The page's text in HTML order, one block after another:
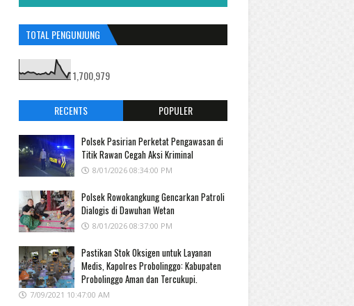
TOTAL PENGUNJUNG
1,700,979
RECENTS POPULER
Polsek Pasirian Perketat Pengawasan di
Titik Rawan Cegah Aksi Kriminal
8/01/2026 08:34:00 PM
Polsek Rowokangkung Gencarkan Patroli
Dialogis di Dawuhan Wetan
8/01/2026 08:37:00 PM
Pastikan Stok Oksigen untuk Layanan
Medis, Kapolres Probolinggo: Kabupaten
Probolinggo Aman dan Tercukupi.
7/09/2021 10:47:00 AM